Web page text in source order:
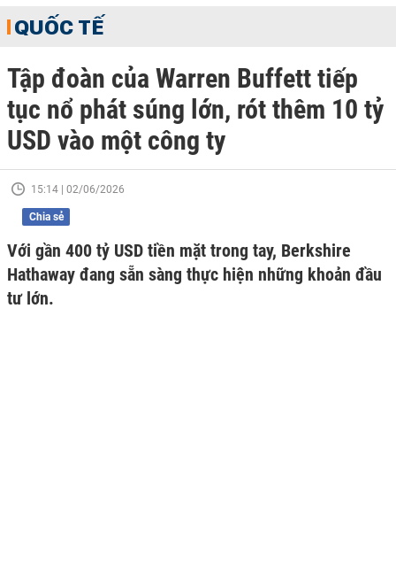
QUỐC TẾ
Tập đoàn của Warren Buffett tiếp
tục nổ phát súng lớn, rót thêm 10 tỷ
USD vào một công ty
15:14 | 02/06/2026
Chia sẻ
Với gần 400 tỷ USD tiền mặt trong tay, Berkshire
Hathaway đang sẵn sàng thực hiện những khoản đầu
tư lớn.